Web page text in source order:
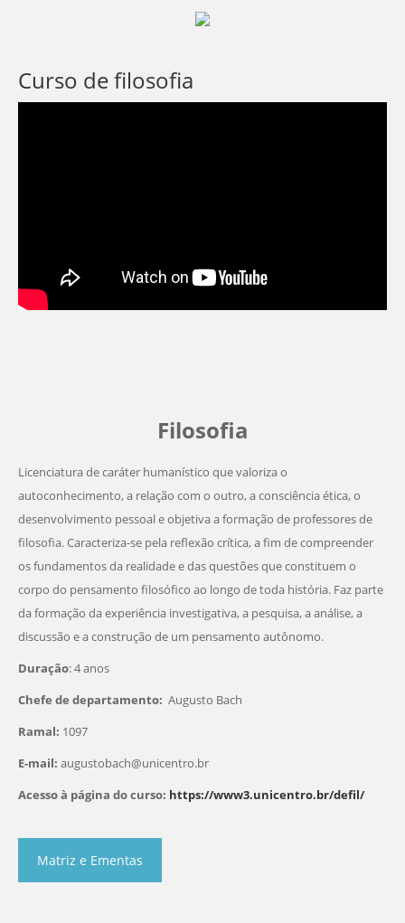
Curso de filosofia
Filosofia
Licenciatura de caráter humanístico que valoriza o
autoconhecimento, a relação com o outro, a consciência ética, o
desenvolvimento pessoal e objetiva a formação de professores de
filosofia. Caracteriza-se pela reflexão crítica, a fim de compreender
os fundamentos da realidade e das questões que constituem o
corpo do pensamento filosófico ao longo de toda história. Faz parte
da formação da experiência investigativa, a pesquisa, a análise, a
discussão e a construção de um pensamento autônomo.
Duração: 4 anos
Chefe de departamento: Augusto Bach
Ramal: 1097
E-mail: augustobach@unicentro.br
Acesso à página do curso: https://www3.unicentro.br/defil/
Matriz e Ementas